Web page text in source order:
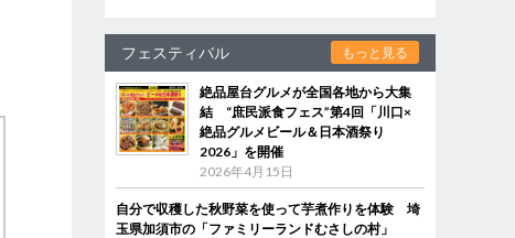
フェスティバル もっと見る
絶品屋台グルメが全国各地から大集
結 “庶民派食フェス”第4回「川口×
絶品グルメビール＆日本酒祭り
2026」を開催
2026年4月15日
自分で収穫した秋野菜を使って芋煮作りを体験 埼
玉県加須市の「ファミリーランドむさしの村」